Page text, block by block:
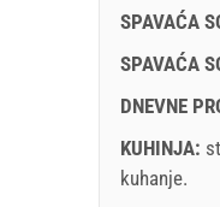
Obavezno:
(once -
SU
8
SPAVAĆA
SPAVAĆA
DNEVNE
KUHINJA:
kuhanje.